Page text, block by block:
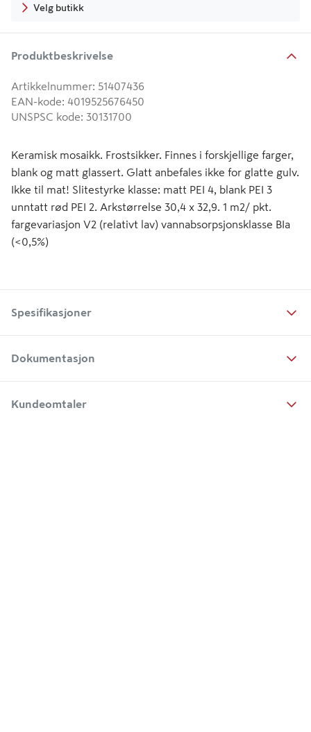
Velg butikk
Produktbeskrivelse
Artikkelnummer: 51407436
EAN-kode: 4019525676450
UNSPSC kode: 30131700
Keramisk mosaikk. Frostsikker. Finnes i forskjellige farger,
blank og matt glassert. Glatt anbefales ikke for glatte gulv.
Ikke til mat! Slitestyrke klasse: matt PEI 4, blank PEI 3
unntatt rød PEI 2. Arkstørrelse 30,4 x 32,9. 1 m2/ pkt.
fargevariasjon V2 (relativt lav) vannabsorpsjonsklasse BIa
(<0,5%)
Spesifikasjoner
Dokumentasjon
Kundeomtaler